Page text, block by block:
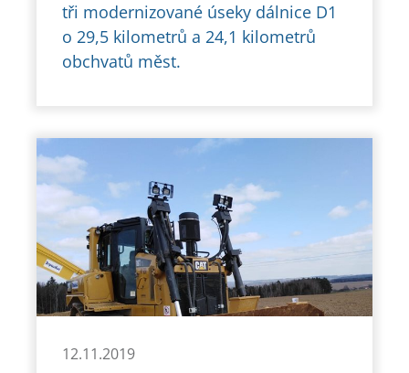
tři modernizované úseky dálnice D1
o 29,5 kilometrů a 24,1 kilometrů
obchvatů měst.
12.11.2019